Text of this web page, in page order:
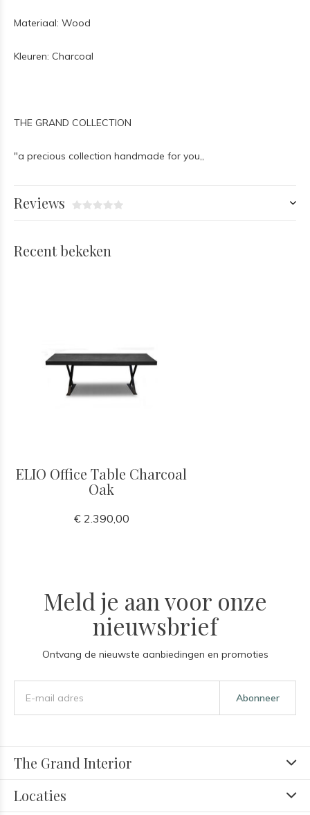
Materiaal: Wood
Kleuren: Charcoal
THE GRAND COLLECTION
"a precious collection handmade for you,,
Reviews
Recent bekeken
ELIO Office Table Charcoal
Oak
€ 2.390,00
Meld je aan voor onze
nieuwsbrief
Ontvang de nieuwste aanbiedingen en promoties
Abonneer
The Grand Interior
Locaties